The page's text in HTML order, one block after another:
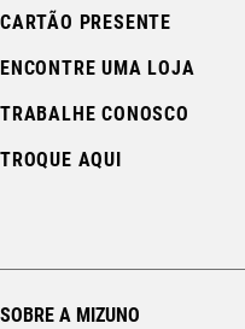
CARTÃO PRESENTE
ENCONTRE UMA LOJA
TRABALHE CONOSCO
TROQUE AQUI
SOBRE A MIZUNO